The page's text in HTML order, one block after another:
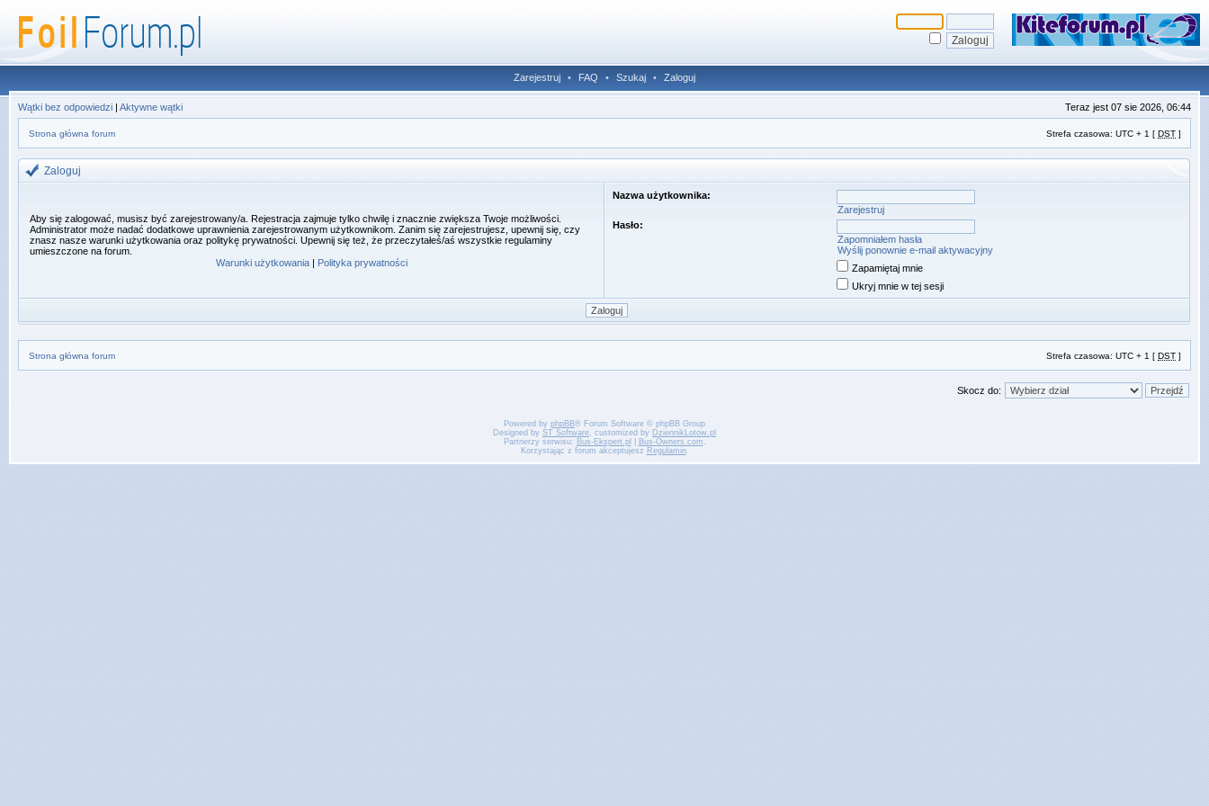
Zarejestruj • FAQ • Szukaj • Zaloguj
Wątki bez odpowiedzi | Aktywne wątki Teraz jest 07 sie 2026, 06:44
Strona główna forum Strefa czasowa: UTC + 1 [ DST ]
Zaloguj
Aby się zalogować, musisz być zarejestrowany/a. Rejestracja zajmuje tylko chwilę i znacznie zwiększa Twoje możliwości.
Administrator może nadać dodatkowe uprawnienia zarejestrowanym użytkownikom. Zanim się zarejestrujesz, upewnij się, czy
znasz nasze warunki użytkowania oraz politykę prywatności. Upewnij się też, że przeczytałeś/aś wszystkie regulaminy
umieszczone na forum.
Warunki użytkowania | Polityka prywatności
Nazwa użytkownika:
Zarejestruj
Hasło:
Zapomniałem hasła
Wyślij ponownie e-mail aktywacyjny
Zapamiętaj mnie
Ukryj mnie w tej sesji
Strona główna forum Strefa czasowa: UTC + 1 [ DST ]
Skocz do:
Powered by phpBB® Forum Software © phpBB Group
Designed by ST Software, customized by DziennikLotow.pl
Partnerzy serwisu: Bus-Ekspert.pl Bus-Owners.com .
Korzystając z forum akceptujesz Regulamin.